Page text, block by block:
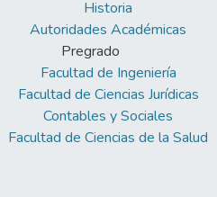
Historia
Autoridades Académicas
Pregrado
Facultad de Ingeniería
Facultad de Ciencias Jurídicas
Contables y Sociales
Facultad de Ciencias de la Salud